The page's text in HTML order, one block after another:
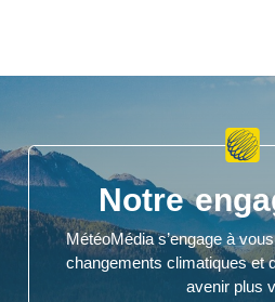
Notre
MétéoMédia s’engage à
changements climatiques et
avenir plus